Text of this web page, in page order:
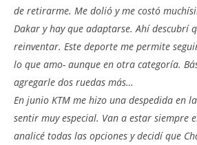
de retirarme. Me dolió y me costó
Dakar y hay que adaptarse. Ahí descubrí
reinventar. Este deporte me permite
lo que amo- aunque en otra categoría.
agregarle dos ruedas más…
En junio KTM me hizo una despedida en
sentir muy especial. Van a estar siempre
analicé todas las opciones y decidí que